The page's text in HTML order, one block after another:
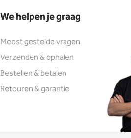
We helpen je graag
Meest gestelde vragen
Verzenden & ophalen
Bestellen & betalen
Retouren & garantie